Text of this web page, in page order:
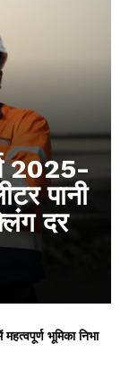
2025-
पानी
दर
भूमिका निभा